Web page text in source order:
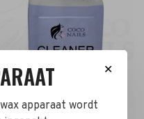
✕
apparaat wordt